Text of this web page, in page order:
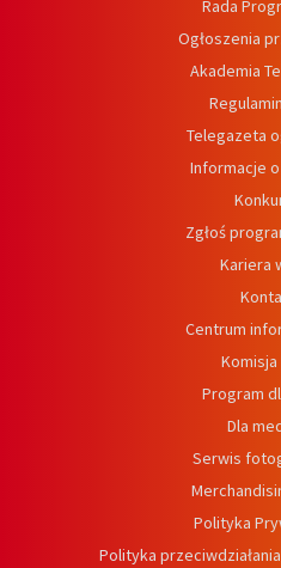
Rada
Ogłoszenia
Akademia
Telegazeta
Informacje
Zgłoś
Kariera
Centrum
Komisja
Program
Dla
Serwis
Polityka
Polityka